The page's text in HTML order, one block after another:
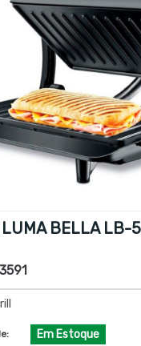
LUMA BELLA LB-
Em Estoque